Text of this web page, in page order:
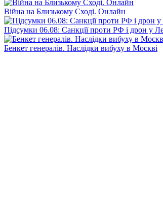
Війна на Близькому Сході. Онлайн
Підсумки 06.08: Санкції проти РФ і дрон у
Бенкет генералів. Наслідки вибуху в Москві